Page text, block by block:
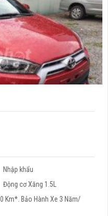
Nhập khẩu
Động cơ Xăng 1.5L
Km*. Bảo Hành Xe 3 Năm/